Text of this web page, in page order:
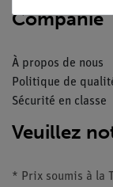
Companie
À propos de nous
Politique de
Sécurité en classe
Veuillez
* Prix soumis à la